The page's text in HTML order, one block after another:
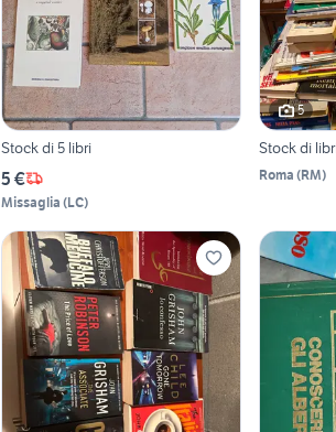
Stock di 5 libri
5 €
Missaglia (LC)
5
Stock di
Roma (RM)